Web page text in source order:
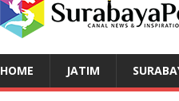
HOME JATIM